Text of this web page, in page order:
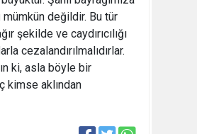
mümkün değildir. Bu tür
şekilde ve caydırıcılığı
cezalandırılmalıdırlar.
ki, asla böyle bir
kimse aklından